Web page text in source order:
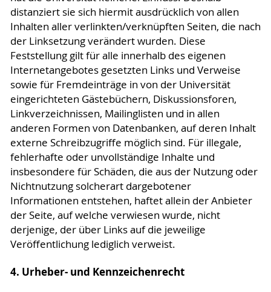
distanziert sie sich hiermit ausdrücklich von allen
Inhalten aller verlinkten/verknüpften Seiten, die nach
der Linksetzung verändert wurden. Diese
Feststellung gilt für alle innerhalb des eigenen
Internetangebotes gesetzten Links und Verweise
sowie für Fremdeinträge in von der Universität
eingerichteten Gästebüchern, Diskussionsforen,
Linkverzeichnissen, Mailinglisten und in allen
anderen Formen von Datenbanken, auf deren Inhalt
externe Schreibzugriffe möglich sind. Für illegale,
fehlerhafte oder unvollständige Inhalte und
insbesondere für Schäden, die aus der Nutzung oder
Nichtnutzung solcherart dargebotener
Informationen entstehen, haftet allein der Anbieter
der Seite, auf welche verwiesen wurde, nicht
derjenige, der über Links auf die jeweilige
Veröffentlichung lediglich verweist.
4. Urheber- und Kennzeichenrecht